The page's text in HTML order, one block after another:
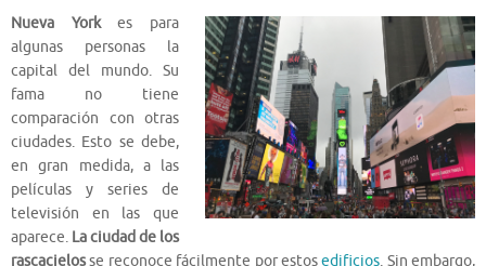
Nueva Yorkes para
algunas personas la
capital del mundo. Su
fama no tiene
comparación con otras
ciudades. Esto se debe,
en gran medida, a las
películas y series de
televisión en las que
aparece. La ciudad de los
rascacielosse reconoce fácilmente por estosedificios. Sin embargo,